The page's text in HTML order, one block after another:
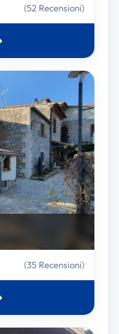
(52 Recensioni)
(35 Recensioni)